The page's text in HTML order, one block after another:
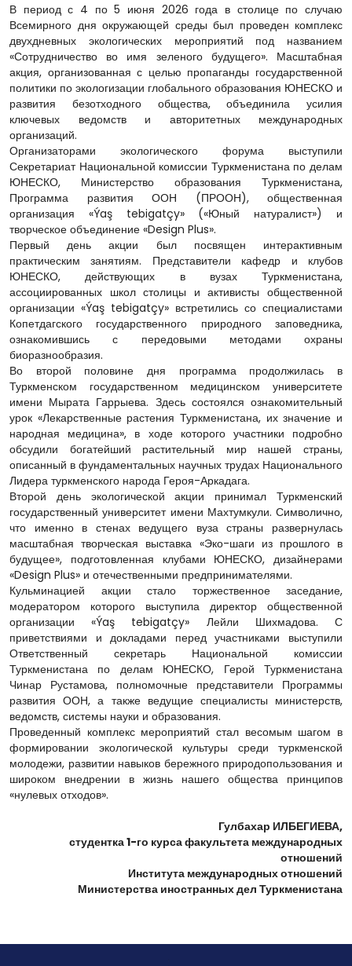
В период с 4 по 5 июня 2026 года в столице по случаю
Всемирного дня окружающей среды был проведен комплекс
двухдневных экологических мероприятий под названием
«Сотрудничество во имя зеленого будущего». Масштабная
акция, организованная с целью пропаганды государственной
политики по экологизации глобального образования ЮНЕСКО и
развития безотходного общества, объединила усилия
ключевых ведомств и авторитетных международных
организаций.
Организаторами экологического форума выступили
Секретариат Национальной комиссии Туркменистана по делам
ЮНЕСКО, Министерство образования Туркменистана,
Программа развития ООН (ПРООН), общественная
организация «Ýaş tebigatçy» («Юный натуралист») и
творческое объединение «Design Plus».
Первый день акции был посвящен интерактивным
практическим занятиям. Представители кафедр и клубов
ЮНЕСКО, действующих в вузах Туркменистана,
ассоциированных школ столицы и активисты общественной
организации «Ýaş tebigatçy» встретились со специалистами
Копетдагского государственного природного заповедника,
ознакомившись с передовыми методами охраны
биоразнообразия.
Во второй половине дня программа продолжилась в
Туркменском государственном медицинском университете
имени Мырата Гаррыева. Здесь состоялся ознакомительный
урок «Лекарственные растения Туркменистана, их значение и
народная медицина», в ходе которого участники подробно
обсудили богатейший растительный мир нашей страны,
описанный в фундаментальных научных трудах Национального
Лидера туркменского народа Героя-Аркадага.
Второй день экологической акции принимал Туркменский
государственный университет имени Махтумкули. Символично,
что именно в стенах ведущего вуза страны развернулась
масштабная творческая выставка «Эко-шаги из прошлого в
будущее», подготовленная клубами ЮНЕСКО, дизайнерами
«Design Plus» и отечественными предпринимателями.
Кульминацией акции стало торжественное заседание,
модератором которого выступила директор общественной
организации «Ýaş tebigatçy» Лейли Шихмадова. С
приветствиями и докладами перед участниками выступили
Ответственный секретарь Национальной комиссии
Туркменистана по делам ЮНЕСКО, Герой Туркменистана
Чинар Рустамова, полномочные представители Программы
развития ООН, а также ведущие специалисты министерств,
ведомств, системы науки и образования.
Проведенный комплекс мероприятий стал весомым шагом в
формировании экологической культуры среди туркменской
молодежи, развитии навыков бережного природопользования и
широком внедрении в жизнь нашего общества принципов
«нулевых отходов».
Гулбахар ИЛБЕГИЕВА,
студентка 1-го курса факультета международных
отношений
Института международных отношений
Министерства иностранных дел Туркменистана